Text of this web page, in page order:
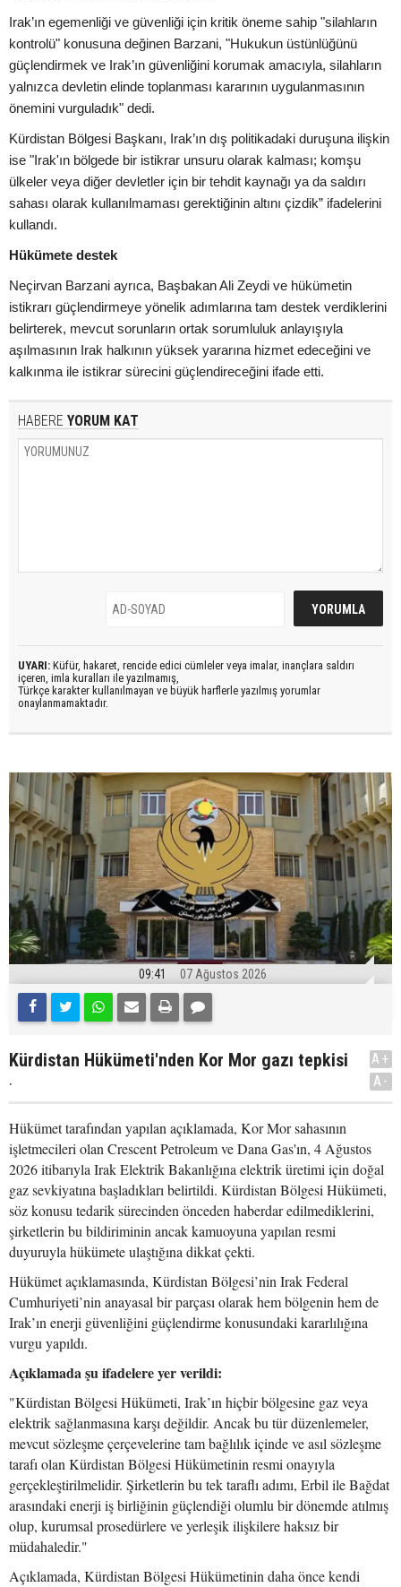
Irak’ın egemenliği ve güvenliği için kritik öneme sahip "silahların
kontrolü" konusuna değinen Barzani, "Hukukun üstünlüğünü
güçlendirmek ve Irak’ın güvenliğini korumak amacıyla, silahların
yalnızca devletin elinde toplanması kararının uygulanmasının
önemini vurguladık" dedi.
Kürdistan Bölgesi Başkanı, Irak’ın dış politikadaki duruşuna ilişkin
ise "Irak'ın bölgede bir istikrar unsuru olarak kalması; komşu
ülkeler veya diğer devletler için bir tehdit kaynağı ya da saldırı
sahası olarak kullanılmaması gerektiğinin altını çizdik” ifadelerini
kullandı.
Hükümete destek
Neçirvan Barzani ayrıca, Başbakan Ali Zeydi ve hükümetin
istikrarı güçlendirmeye yönelik adımlarına tam destek verdiklerini
belirterek, mevcut sorunların ortak sorumluluk anlayışıyla
aşılmasının Irak halkının yüksek yararına hizmet edeceğini ve
kalkınma ile istikrar sürecini güçlendireceğini ifade etti.
HABERE YORUM KAT
UYARI: Küfür, hakaret, rencide edici cümleler veya imalar, inançlara saldırı
içeren, imla kuralları ile yazılmamış,
Türkçe karakter kullanılmayan ve büyük harflerle yazılmış yorumlar
onaylanmamaktadır.
09:41 07 Ağustos 2026
Kürdistan Hükümeti'nden Kor Mor gazı tepkisi
.
A+
A-
Hükümet tarafından yapılan açıklamada, Kor Mor sahasının
işletmecileri olan Crescent Petroleum ve Dana Gas'ın, 4 Ağustos
2026 itibarıyla Irak Elektrik Bakanlığına elektrik üretimi için doğal
gaz sevkiyatına başladıkları belirtildi. Kürdistan Bölgesi Hükümeti,
söz konusu tedarik sürecinden önceden haberdar edilmediklerini,
şirketlerin bu bildiriminin ancak kamuoyuna yapılan resmi
duyuruyla hükümete ulaştığına dikkat çekti.
Hükümet açıklamasında, Kürdistan Bölgesi’nin Irak Federal
Cumhuriyeti’nin anayasal bir parçası olarak hem bölgenin hem de
Irak’ın enerji güvenliğini güçlendirme konusundaki kararlılığına
vurgu yapıldı.
Açıklamada şu ifadelere yer verildi:
"Kürdistan Bölgesi Hükümeti, Irak’ın hiçbir bölgesine gaz veya
elektrik sağlanmasına karşı değildir. Ancak bu tür düzenlemeler,
mevcut sözleşme çerçevelerine tam bağlılık içinde ve asıl sözleşme
tarafı olan Kürdistan Bölgesi Hükümetinin resmi onayıyla
gerçekleştirilmelidir. Şirketlerin bu tek taraflı adımı, Erbil ile Bağdat
arasındaki enerji iş birliğinin güçlendiği olumlu bir dönemde atılmış
olup, kurumsal prosedürlere ve yerleşik ilişkilere haksız bir
müdahaledir."
Açıklamada, Kürdistan Bölgesi Hükümetinin daha önce kendi